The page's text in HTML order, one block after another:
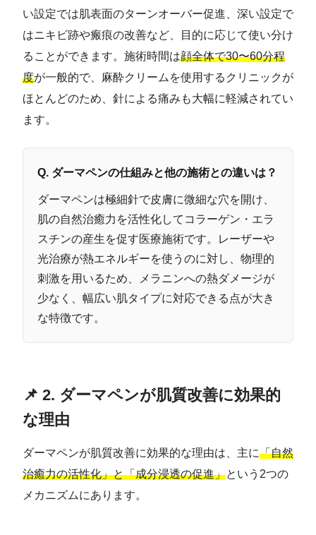
い設定では肌表面のターンオーバー促進、深い設定で
はニキビ跡や瘢痕の改善など、目的に応じて使い分け
ることができます。施術時間は顔全体で30〜60分程
度が一般的で、麻酔クリームを使用するクリニックが
ほとんどのため、針による痛みも大幅に軽減されてい
ます。
Q. ダーマペンの仕組みと他の施術との違いは？
ダーマペンは極細針で皮膚に微細な穴を開け、
肌の自然治癒力を活性化してコラーゲン・エラ
スチンの産生を促す医療施術です。レーザーや
光治療が熱エネルギーを使うのに対し、物理的
刺激を用いるため、メラニンへの熱ダメージが
少なく、幅広い肌タイプに対応できる点が大き
な特徴です。
📌 2. ダーマペンが肌質改善に効果的
な理由
ダーマペンが肌質改善に効果的な理由は、主に「自然
治癒力の活性化」と「成分浸透の促進」という2つの
メカニズムにあります。